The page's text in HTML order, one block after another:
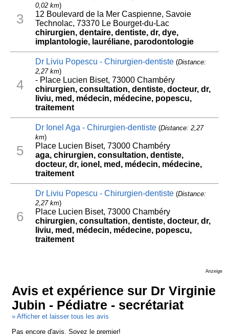
3
0,02 km)
12 Boulevard de la Mer Caspienne, Savoie
Technolac, 73370 Le Bourget-du-Lac
chirurgien, dentaire, dentiste, dr, dye,
implantologie, lauréliane, parodontologie
4
Dr Liviu Popescu - Chirurgien-dentiste(Distance:
2,27 km)
- Place Lucien Biset, 73000 Chambéry
chirurgien, consultation, dentiste, docteur, dr,
liviu, med, médecin, médecine, popescu,
traitement
5
Dr Ionel Aga - Chirurgien-dentiste(Distance: 2,27
km)
Place Lucien Biset, 73000 Chambéry
aga, chirurgien, consultation, dentiste,
docteur, dr, ionel, med, médecin, médecine,
traitement
6
Dr Liviu Popescu - Chirurgien-dentiste(Distance:
2,27 km)
Place Lucien Biset, 73000 Chambéry
chirurgien, consultation, dentiste, docteur, dr,
liviu, med, médecin, médecine, popescu,
traitement
Anzeige
Avis et expérience sur Dr Virginie
Jubin - Pédiatre - secrétariat
» Afficher et laisser tous les avis
Pas encore d'avis. Soyez le premier!